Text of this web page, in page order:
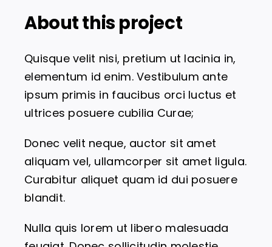
About this project
Quisque velit nisi, pretium ut lacinia in,
elementum id enim. Vestibulum ante
ipsum primis in faucibus orci luctus et
ultrices posuere cubilia Curae;
Donec velit neque, auctor sit amet
aliquam vel, ullamcorper sit amet ligula.
Curabitur aliquet quam id dui posuere
blandit.
Nulla quis lorem ut libero malesuada